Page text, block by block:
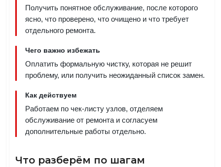
Получить понятное обслуживание, после которого
ясно, что проверено, что очищено и что требует
отдельного ремонта.
Чего важно избежать
Оплатить формальную чистку, которая не решит
проблему, или получить неожиданный список замен.
Как действуем
Работаем по чек-листу узлов, отделяем
обслуживание от ремонта и согласуем
дополнительные работы отдельно.
Что разберём по шагам